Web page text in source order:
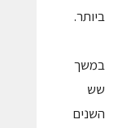
ביותר.
במשך
שש
השנים